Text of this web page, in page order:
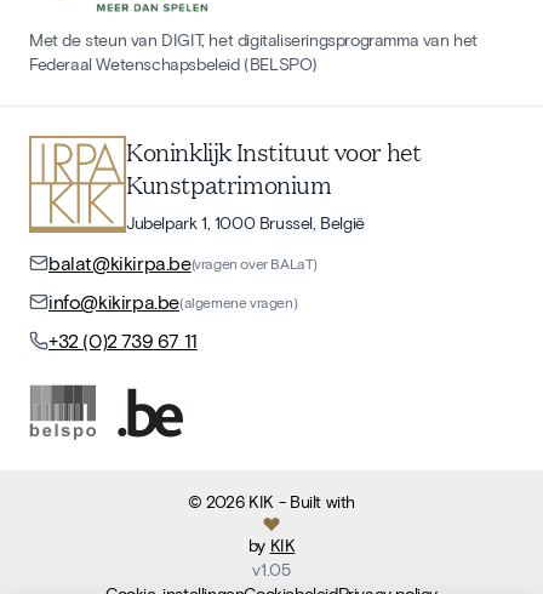
Met de steun van DIGIT, het digitaliseringsprogramma van het
Federaal Wetenschapsbeleid (BELSPO)
Koninklijk Instituut voor het
Kunstpatrimonium
Jubelpark 1, 1000 Brussel, België
balat@kikirpa.be(vragen over BALaT)
info@kikirpa.be(algemene vragen)
+32 (0)2 739 67 11
©2026 KIK - Built with
by KIK
v1.05